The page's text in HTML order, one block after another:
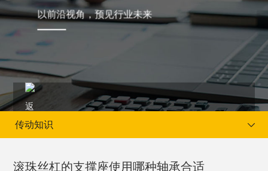
以前沿视角，预见行业未来
传动知识
滚珠丝杠的支撑座使用哪种轴承合适